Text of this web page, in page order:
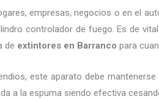
empresas, negocios o en el
controlador de fuego. Es de
de extintores en Barranco para
este aparato debe
a la espuma siendo efectiva